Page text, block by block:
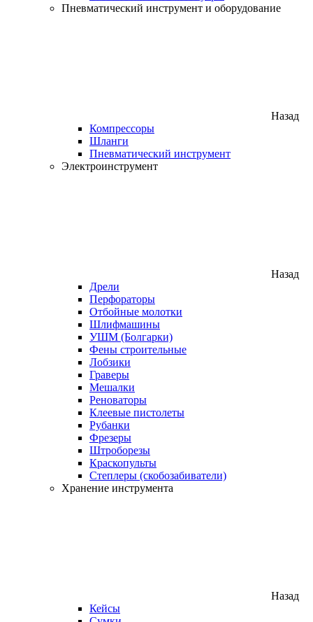
Пневматический инструмент и оборудование
Назад
Компрессоры
Шланги
Пневматический инструмент
Электроинструмент
Назад
Дрели
Перфораторы
Отбойные молотки
Шлифмашины
УШМ (Болгарки)
Фены строительные
Лобзики
Граверы
Мешалки
Реноваторы
Клеевые пистолеты
Рубанки
Фрезеры
Штроборезы
Краскопульты
Степлеры (скобозабиватели)
Хранение инструмента
Назад
Кейсы